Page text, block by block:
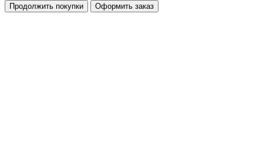
Продолжить покупки Оформить заказ